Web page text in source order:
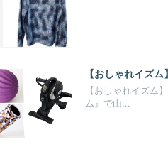
【おしゃれイズ
【おしゃれイズム
ム』で山...